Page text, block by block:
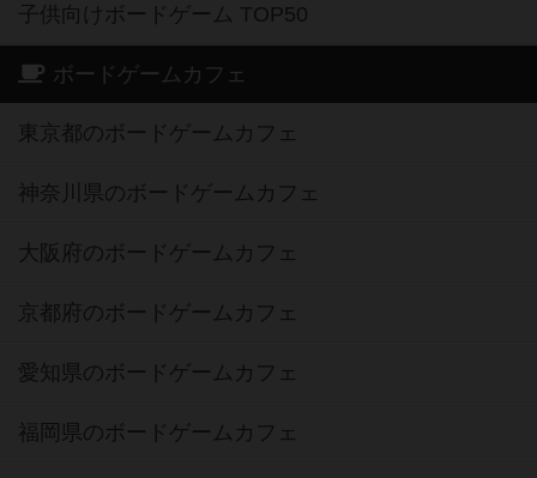
子供向けボードゲーム TOP50
ボードゲームカフェ
東京都のボードゲームカフェ
神奈川県のボードゲームカフェ
大阪府のボードゲームカフェ
京都府のボードゲームカフェ
愛知県のボードゲームカフェ
福岡県のボードゲームカフェ